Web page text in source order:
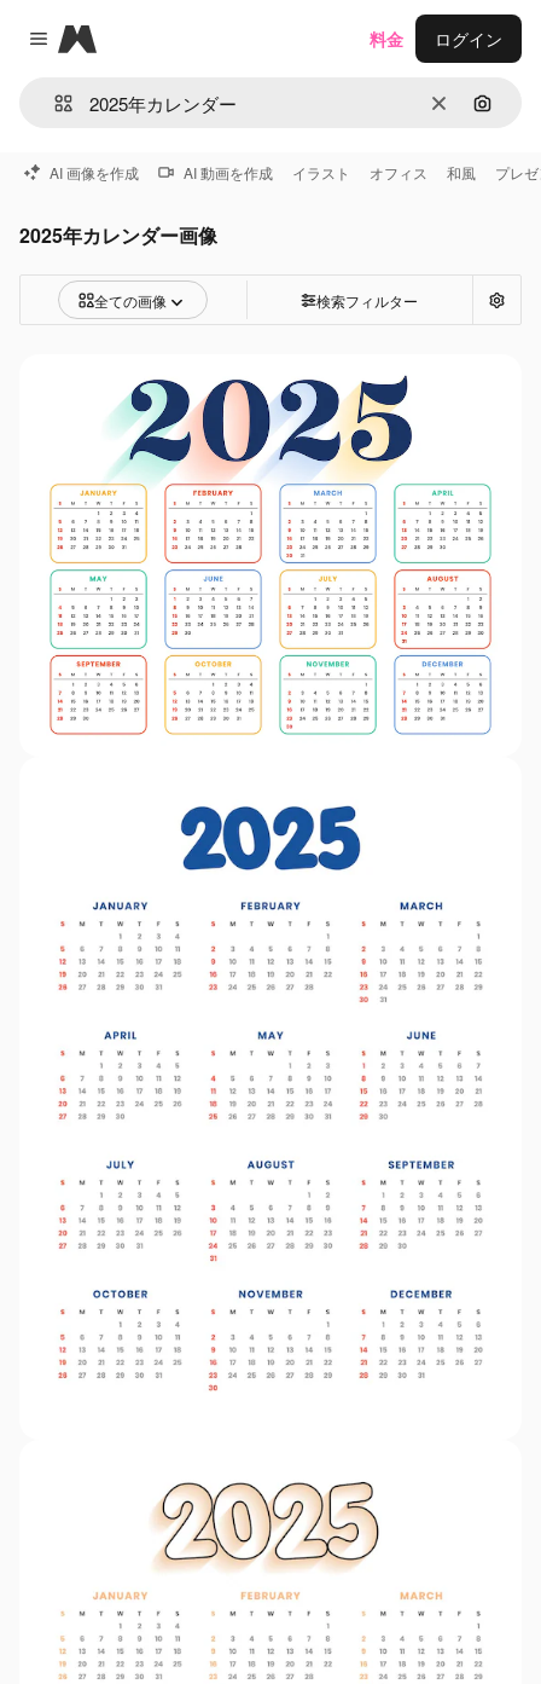
Close menu
Magnific
消去 画像で
料金 ログイン
AI 画像を作成 AI 動画を作成 イラスト オフィス 和風 プレ
2025年カレンダー画像
全ての画像 検索フィルター